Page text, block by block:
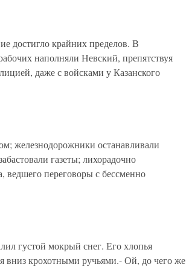
достигло крайних пределов. В
наполняли Невский, препятствуя
даже с войсками у Казанского
железнодорожники останавливали
газеты; лихорадочно
ведшего переговоры с бессменно
густой мокрый снег. Его хлопья
вниз крохотными ручьями.- Ой, до чего же